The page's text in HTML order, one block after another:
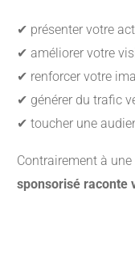
✔ présenter votre
✔ améliorer votre
✔ renforcer votre
✔ générer du trafic
✔ toucher une
Contrairement à
sponsorisé raconte